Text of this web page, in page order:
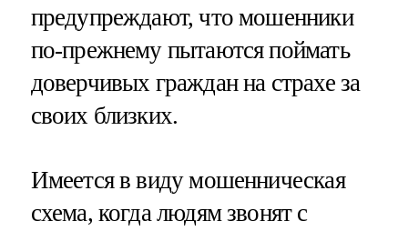
предупреждают, что мошенники
по-прежнему пытаются поймать
доверчивых граждан на страхе за
своих близких.
Имеется в виду мошенническая
схема, когда людям звонят с